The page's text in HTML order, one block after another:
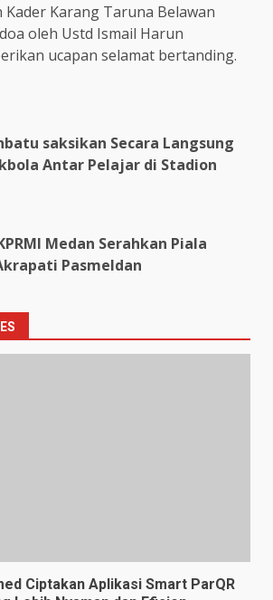
Kader Karang Taruna Belawan
oleh Ustd Ismail Harun
ucapan selamat bertanding.
saksikan Secara Langsung
Antar Pelajar di Stadion
Medan Serahkan Piala
Pasmeldan
Ciptakan Aplikasi Smart ParQR